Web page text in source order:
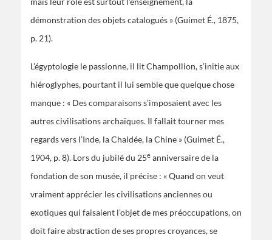
démonstration des objets catalogués » (Guimet É., 1875,
p. 21).
L’égyptologie le passionne, il lit Champollion, s’initie aux
hiéroglyphes, pourtant il lui semble que quelque chose
manque : « Des comparaisons s’imposaient avec les
autres civilisations archaïques. Il fallait tourner mes
regards vers l’Inde, la Chaldée, la Chine » (Guimet É.,
1904, p. 8). Lors du jubilé du 25e anniversaire de la
fondation de son musée, il précise : « Quand on veut
vraiment apprécier les civilisations anciennes ou
exotiques qui faisaient l’objet de mes préoccupations, on
doit faire abstraction de ses propres croyances, se